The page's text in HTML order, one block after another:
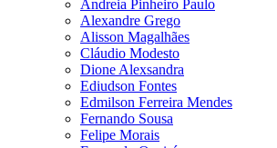
Andreia Pinheiro Paulo
Alexandre Grego
Alisson Magalhães
Cláudio Modesto
Dione Alexsandra
Ediudson Fontes
Edmilson Ferreira Mendes
Fernando Sousa
Felipe Morais